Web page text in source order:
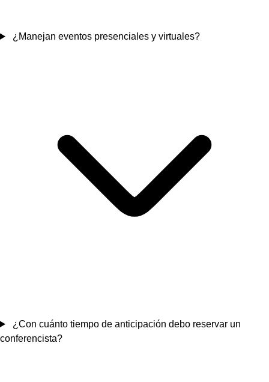
¿Manejan eventos presenciales y virtuales?
¿Con cuánto tiempo de anticipación debo reservar un
conferencista?